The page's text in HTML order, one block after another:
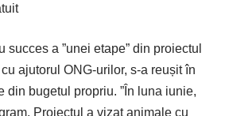
a ”unei etape” din proiectul
ajutorul ONG-urilor, s-a reușit în
bugetul propriu. ”În luna iunie,
Proiectul a vizat animale cu